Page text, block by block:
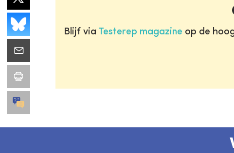
Blijf via Testerep magazine op de